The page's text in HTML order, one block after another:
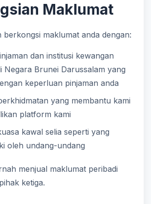
Maklumat
berkongsi maklumat anda dengan:
dan institusi kewangan
Negara Brunei Darussalam yang
keperluan pinjaman anda
yang membantu kami
platform kami
kawal selia seperti yang
oleh undang-undang
menjual maklumat peribadi
ketiga.